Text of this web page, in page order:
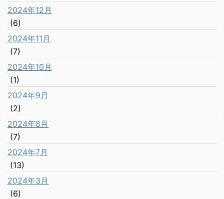
2024年12月
(6)
2024年11月
(7)
2024年10月
(1)
2024年9月
(2)
2024年8月
(7)
2024年7月
(13)
2024年3月
(6)